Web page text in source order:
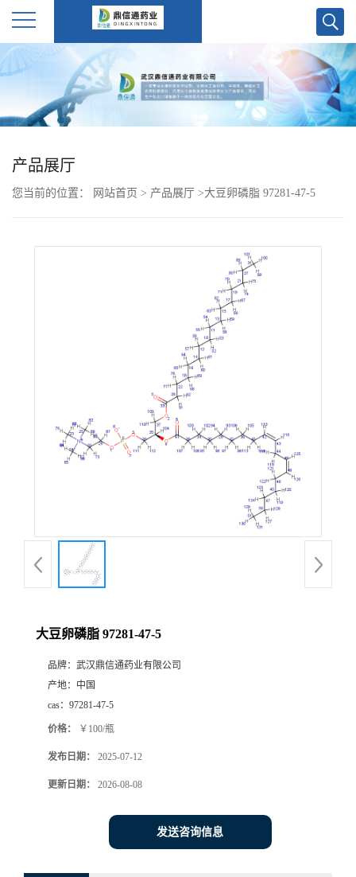
公
产
产品展厅
您当前的位置： 网站首页 > 产品展厅 >大豆卵磷脂 97281-47-5
大豆卵磷脂 97281-47-5
品牌： 武汉鼎信通药业有限公司
产地： 中国
cas： 97281-47-5
价格： ￥100/瓶
发布日期： 2025-07-12
更新日期： 2026-08-08
发送咨询信息